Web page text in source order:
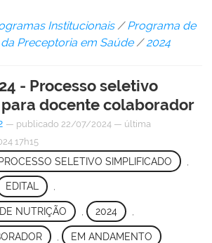
Institucionais /Programa de
Preceptoria em Saúde /2024
- Processo seletivo
docente colaborador
— publicado 22/07/2024 — última
17h15
SELETIVO SIMPLIFICADO
EDITAL ,
NUTRIÇÃO 2024
EM ANDAMENTO